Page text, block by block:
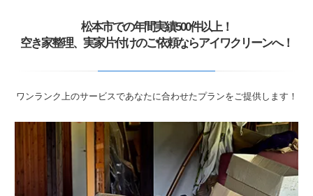
松本市での年間実績500件以上！
空き家整理、実家片付けのご依頼ならアイワクリーンへ！
ワンランク上のサービスであなたに合わせたプランをご提供します！